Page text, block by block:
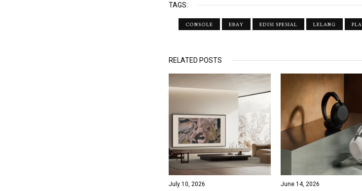
TAGS:
CONSOLE EBAY EDISI SPESIAL LELANG
RELATED POSTS
July 10, 2026 June 14, 2026